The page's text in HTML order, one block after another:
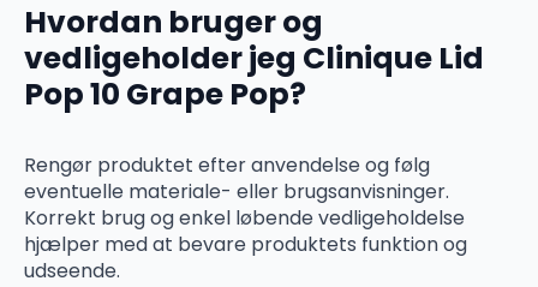
Hvordan bruger og
vedligeholder jeg Clinique Lid
Pop 10 Grape Pop?
Rengør produktet efter anvendelse og følg
eventuelle materiale- eller brugsanvisninger.
Korrekt brug og enkel løbende vedligeholdelse
hjælper med at bevare produktets funktion og
udseende.